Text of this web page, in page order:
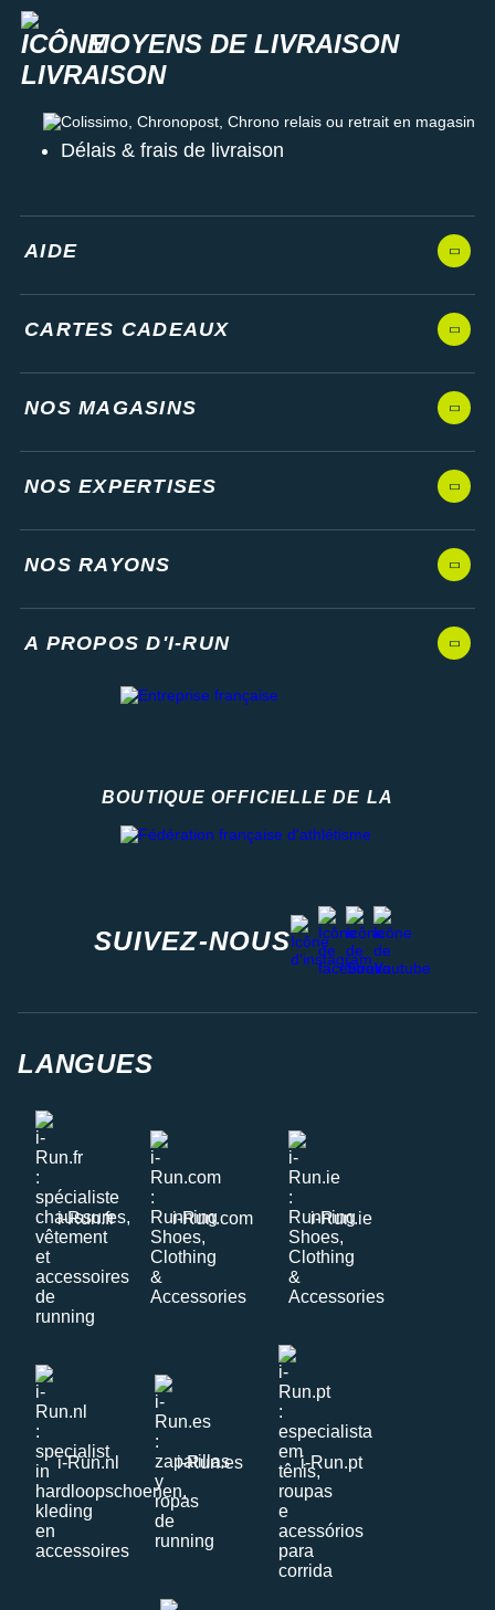
MOYENS DE LIVRAISON
Colissimo, Chronopost, Chrono relais ou retrait en magasin
Délais & frais de livraison
AIDE
CARTES CADEAUX
NOS MAGASINS
NOS EXPERTISES
NOS RAYONS
A PROPOS D'I-RUN
BOUTIQUE OFFICIELLE DE LA
SUIVEZ-NOUS
instagram
facebook
stravayoutube
LANGUES
i-Run.fr i-Run.com i-Run.ie
i-Run.nl i-Run.es i-Run.pt